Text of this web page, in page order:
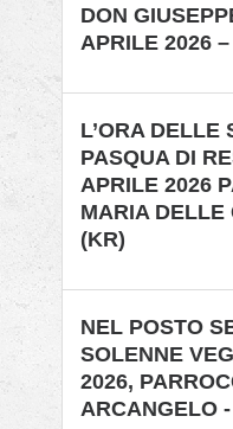
DON
APRILE 2026
L’ORA DELLE
PASQUA DI
APRILE 2026
MARIA DELLE
(KR)
NEL POSTO
SOLENNE
2026,
ARCANGELO